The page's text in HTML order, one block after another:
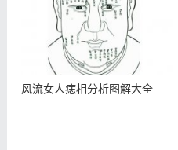
风流女人痣相分析图解大全